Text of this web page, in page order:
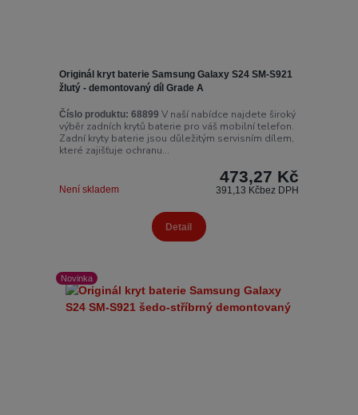
Originál kryt baterie Samsung Galaxy S24 SM-S921
žlutý - demontovaný díl Grade A
Číslo produktu: 68899 V naší nabídce najdete široký
výběr zadních krytů baterie pro váš mobilní telefon.
Zadní kryty baterie jsou důležitým servisním dílem,
které zajišťuje ochranu...
473,27 Kč
391,13 Kčbez DPH
Není skladem
Detail
Novinka